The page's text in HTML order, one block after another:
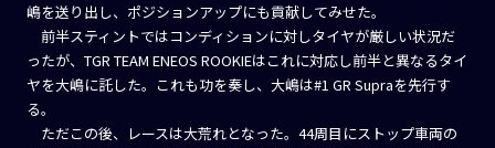
嶋を送り出し、ポジションアップにも貢献してみせた。
前半スティントではコンディションに対しタイヤが厳しい状況だ
ったが、TGR TEAM ENEOS ROOKIEはこれに対応し前半と異なるタイ
ヤを大嶋に託した。これも功を奏し、大嶋は#1 GR Supraを先行す
る。
ただこの後、レースは大荒れとなった。44周目にストップ車両の